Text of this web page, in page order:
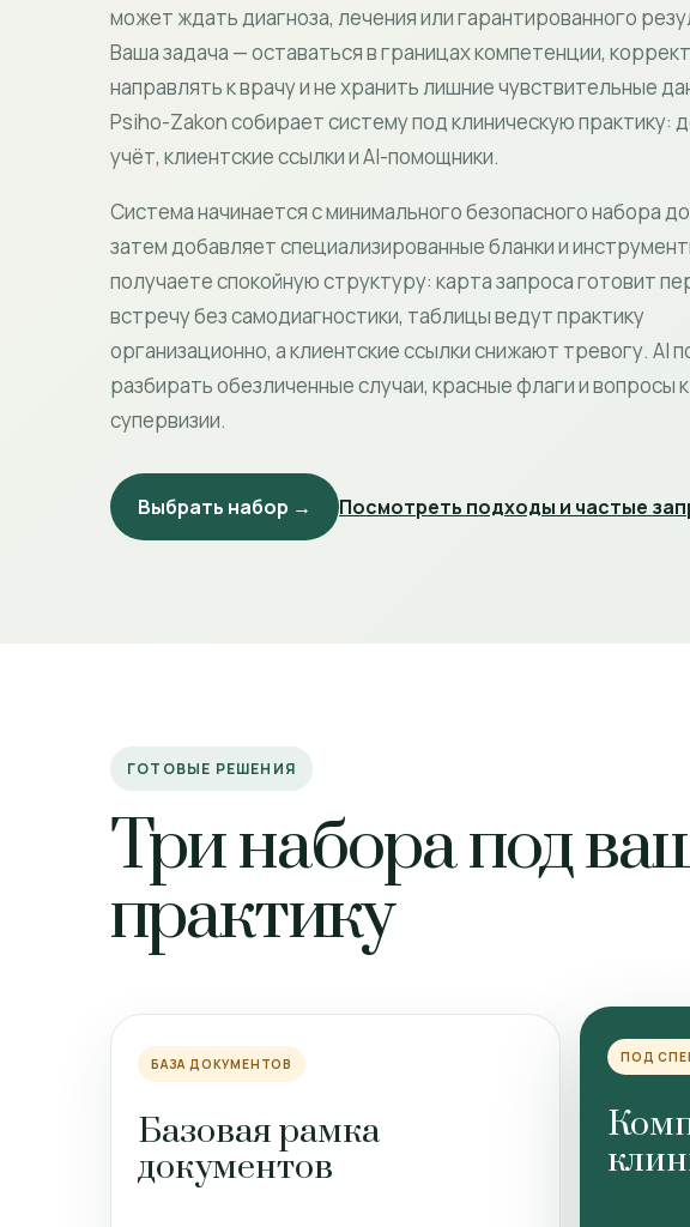
может ждать диагноза, лечения или гарантированного
Ваша задача — оставаться в границах компетенции,
направлять к врачу и не хранить лишние чувствительные
Psiho-Zakon собирает систему под клиническую практику:
учёт, клиентские ссылки и AI-помощники.
Система начинается с минимального безопасного набора
затем добавляет специализированные бланки и
получаете спокойную структуру: карта запроса готовит
встречу без самодиагностики, таблицы ведут практику
организационно, а клиентские ссылки снижают тревогу. AI
разбирать обезличенные случаи, красные флаги и вопросы к
супервизии.
Выбрать набор → Посмотреть подходы и частые
ГОТОВЫЕ РЕШЕНИЯ
Три набора под
практику
БАЗА ДОКУМЕНТОВ
Базовая рамка
документов
ПОД